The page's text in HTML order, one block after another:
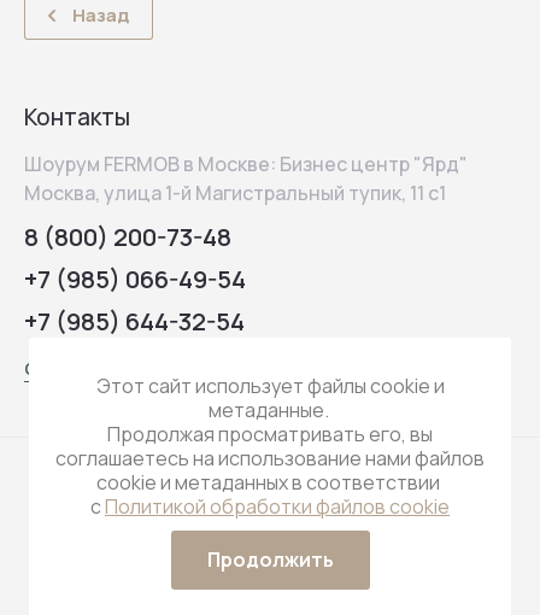
Назад
Контакты
Шоурум FERMOB в Москве: Бизнес центр "Ярд"
Москва, улица 1-й Магистральный тупик, 11 с1
8 (800) 200-73-48
+7 (985) 066-49-54
+7 (985) 644-32-54
contact@q-koo.ru
© 2022 - 2026
Этот сайт использует файлы cookie и
метаданные.
Продолжая просматривать его, вы
соглашаетесь на использование нами файлов
cookie и метаданных в соответствии
сПолитикой обработки файлов cookie
Продолжить